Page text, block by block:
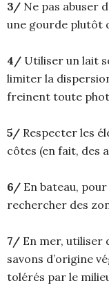
3/ Ne pas abuser
une gourde plutôt
4/ Utiliser un lait
limiter la
freinent toute
5/ Respecter les
côtes (en fait, des
6/ En bateau,
rechercher des
7/ En mer, utiliser
savons d’origine
tolérés par le